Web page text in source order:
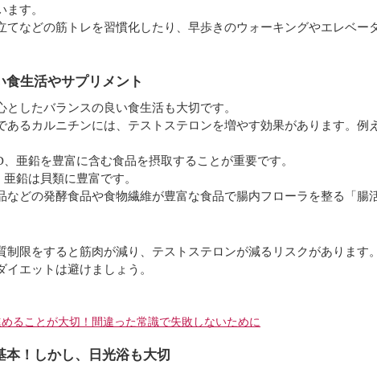
す。
てなどの筋トレを習慣化したり、早歩きのウォーキングやエレベー
食生活やサプリメント
としたバランスの良い食生活も大切です。
あるカルニチンには、テストステロンを増やす効果があります。例
亜鉛を豊富に含む食品を摂取することが重要です。
鉛は貝類に豊富です。
などの発酵食品や食物繊維が豊富な食品で腸内フローラを整る「
制限をすると筋肉が減り、テストステロンが減るリスクがあります。
イエットは避けましょう。
ることが大切！間違った常識で失敗しないために
本！しかし、日光浴も大切